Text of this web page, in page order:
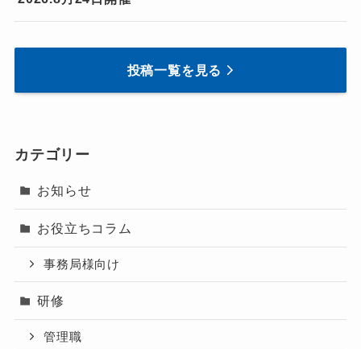
投稿一覧を見る
カテゴリー
お知らせ
お役立ちコラム
事務局様向け
研修
管理職